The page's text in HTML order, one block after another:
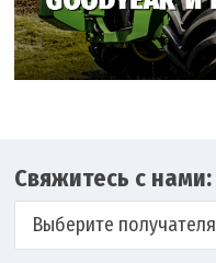
Свяжитесь с нами:
Выберите получателя